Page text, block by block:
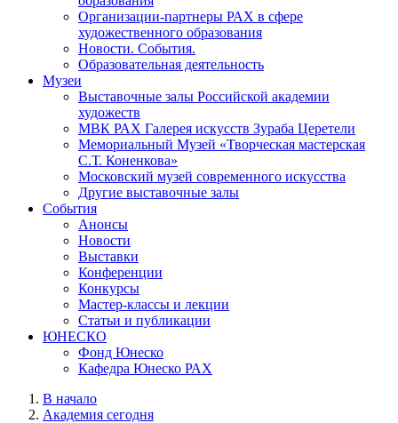
Организации-партнеры РАХ в сфере
художественного образования
Новости. События.
Образовательная деятельность
Музеи
Выставочные залы Российской академии
художеств
МВК РАХ Галерея искусств Зураба Церетели
Мемориальный Музей «Творческая мастерская
С.Т. Коненкова»
Московский музей современного искусства
Другие выставочные залы
События
Анонсы
Новости
Выставки
Конференции
Конкурсы
Мастер-классы и лекции
Статьи и публикации
ЮНЕСКО
Фонд Юнеско
Кафедра Юнеско РАХ
В начало
Академия сегодня